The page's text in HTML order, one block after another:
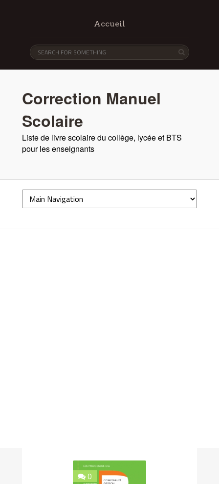
Accueil
Correction Manuel
Scolaire
Liste de livre scolaire du collège, lycée et BTS
pour les enseignants
0